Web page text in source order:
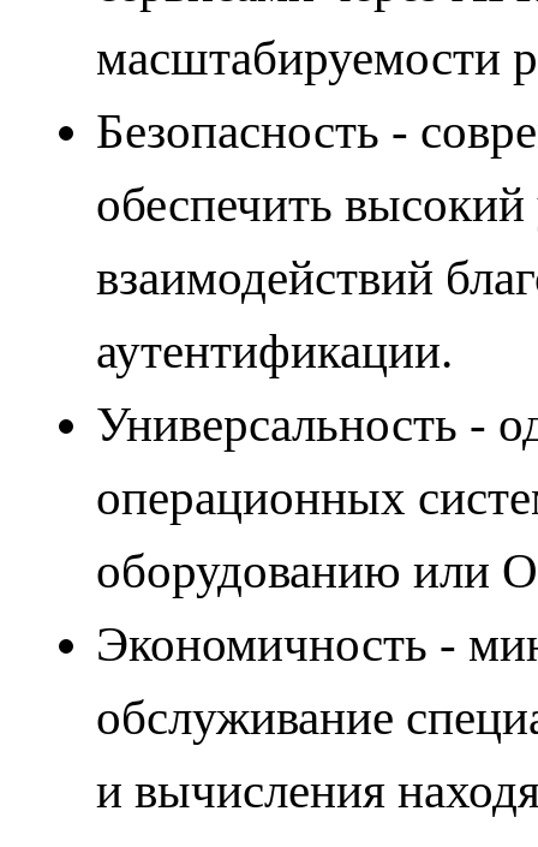
масштабируемости
Безопасность -
обеспечить
взаимодействий
аутентификации.
Универсальность -
операционных
оборудованию или
Экономичность -
обслуживание
и вычисления